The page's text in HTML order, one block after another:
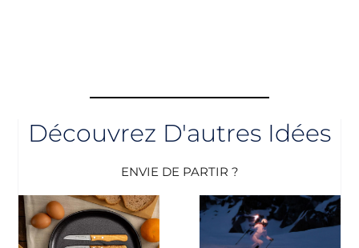
Découvrez D'autres Idées
ENVIE DE PARTIR ?